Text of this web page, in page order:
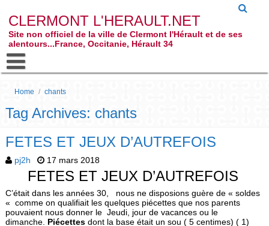
CLERMONT L'HERAULT.NET
Site non officiel de la ville de Clermont l'Hérault et de ses
alentours...France, Occitanie, Hérault 34
Home / chants
Tag Archives: chants
FETES ET JEUX D’AUTREFOIS
pj2h 17 mars 2018
FETES ET JEUX D’AUTREFOIS
C’était dans les années 30, nous ne disposions guère de « soldes
« comme on qualifiait les quelques piécettes que nos parents
pouvaient nous donner le Jeudi, jour de vacances ou le
dimanche. Piécettesdont la base était un sou ( 5 centimes) ( 1)